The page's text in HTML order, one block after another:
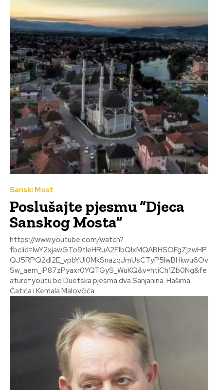
Sanski Most
Poslušajte pjesmu “Djeca
Sanskog Mosta”
https://www.youtube.com/watch?
fbclid=IwY2xjawGTo9tleHRuA2FlbQIxMQABHSOFgZjzwHP
QJ5RPQ2dl2E_vpbYUI0MkSnazqJmUsCTyP5IwBHkwu6Ov
Sw_aem_iP87zPyaxr0YQTGyS_WuKQ&v=htiCh1Zb0Ng&fe
ature=youtu.be Duetska pjesma dva Sanjanina. Hašima
Ćatića i Kemala Malovčića.